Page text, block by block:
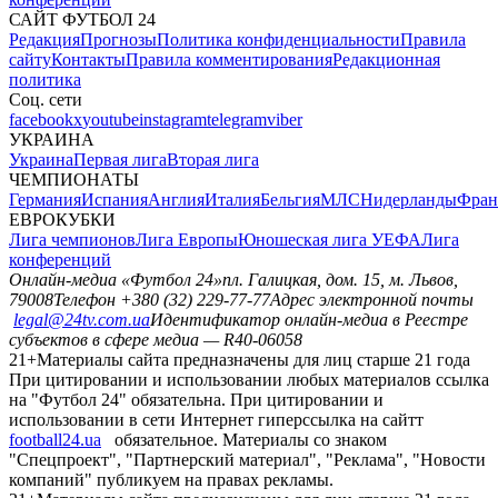
САЙТ ФУТБОЛ 24
РедакцияПрогнозыПолитика конфиденциальностиПравила
сайтуКонтактыПравила комментированияРедакционная
политика
Соц. сети
facebookxyoutubeinstagramtelegramviber
УКРАИНА
УкраинаПервая лигаВторая лига
ЧЕМПИОНАТЫ
ГерманияИспанияАнглияИталияБельгияМЛСНидерланды
ЕВРОКУБКИ
Лига чемпионовЛига ЕвропыЮношеская лига УЕФАЛига
конференций
Онлайн-медиа «Футбол 24»пл. Галицкая, дом. 15, м. Львов,
79008Телефон +380 (32) 229-77-77Адрес электронной почты
legal@24tv.com.uaИдентификатор онлайн-медиа в Реестре
субъектов в сфере медиа — R40-06058
21+Материалы сайта предназначены для лиц старше 21 года
При цитировании и использовании любых материалов ссылка
на "Футбол 24" обязательна. При цитировании и
использовании в сети Интернет гиперссылка на сайтт
football24.ua
обязательное. Материалы со знаком
"Спецпроект", "Партнерский материал", "Реклама", "Новости
компаний" публикуем на правах рекламы.